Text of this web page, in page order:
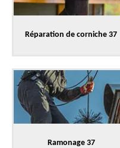
Réparation de corniche 37
Ramonage 37